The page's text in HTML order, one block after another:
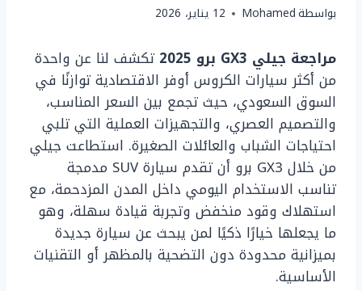
بواسطةMohamed 12 يناير، 2026
مراجعة جيلي GX3 برو 2025
تكشف لنا عن واحدة
من أكثر سيارات الكروس أوفر الاقتصادية توازنًا في
السوق السعودي، حيث تجمع بين السعر المناسب،
والتصميم العصري، والتجهيزات العملية التي تلبي
احتياجات الشباب والعائلات الصغيرة. استطاعت جيلي
من خلال GX3 برو أن تقدم سيارة SUV مدمجة
تناسب الاستخدام اليومي داخل المدن المزدحمة، مع
استهلاك وقود منخفض وتجربة قيادة سهلة، وهو
ما يجعلها خيارًا ذكيًا لمن يبحث عن سيارة جديدة
بميزانية محدودة دون التضحية بالمظهر أو التقنيات
الأساسية.